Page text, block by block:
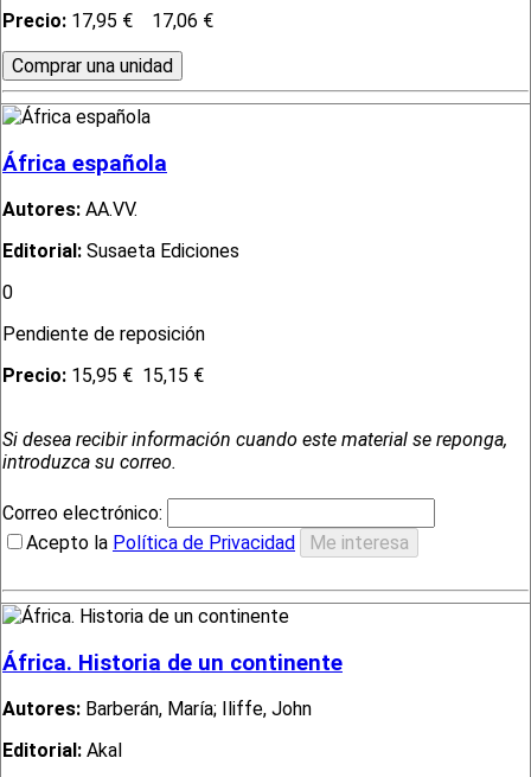
Precio: 17,95 € 17,06 €
África española
Autores: AA.VV.
Editorial: Susaeta Ediciones
0
Pendiente de reposición
Precio: 15,95 € 15,15 €
Si desea recibir información cuando este material se reponga,
introduzca su correo.
Correo electrónico:
Acepto la Política de Privacidad
África. Historia de un continente
Autores: Barberán, María; Iliffe, John
Editorial: Akal